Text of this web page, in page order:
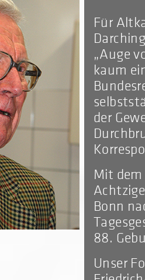
Für
„Auge
kaum
der
Mit dem
Bonn
88.
Unser